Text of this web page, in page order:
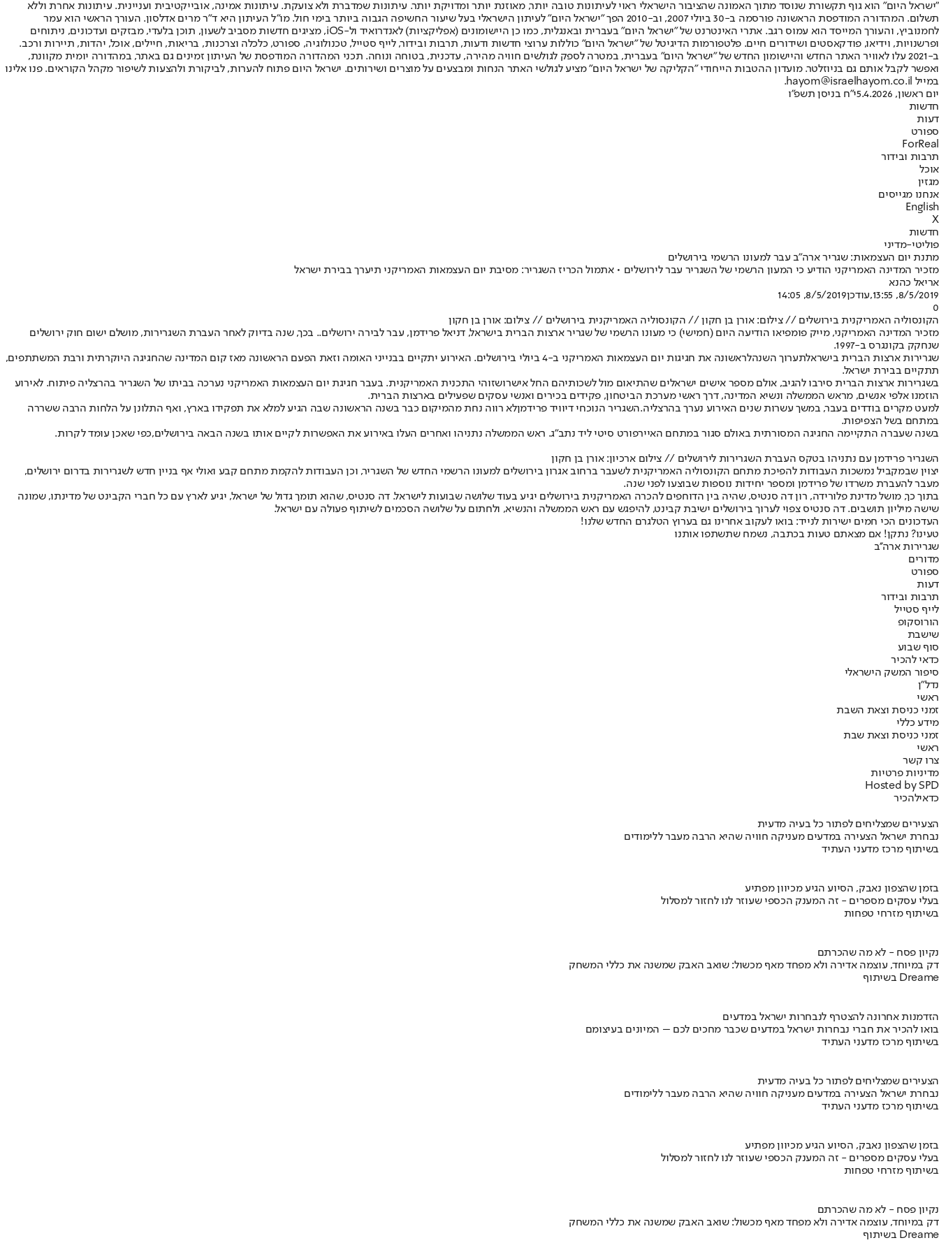
"ישראל היום" הוא גוף תקשורת שנוסד מתוך האמונה שהציבור הישראלי ראוי לעיתונות טובה יותר, מאוזנת יותר ומדויקת יותר. עיתונות שמדברת ולא צועקת. עיתונות אמינה, אובייקטיבית ועניינית. עיתונות אחרת וללא
תשלום. המהדורה המודפסת הראשונה פורסמה ב-30 ביולי 2007, וב-2010 הפך "ישראל היום" לעיתון הישראלי בעל שיעור החשיפה הגבוה ביותר בימי חול. מו"ל העיתון היא ד"ר מרים אדלסון. העורך הראשי הוא עמר
לחמנוביץ, והעורך המייסד הוא עמוס רגב. אתרי האינטרנט של "ישראל היום" בעברית ובאנגלית, כמו כן היישומונים (אפליקציות) לאנדרואיד ול-iOS, מציגים חדשות מסביב לשעון, תוכן בלעדי, מבזקים ועדכונים, ניתוחים
ופרשנויות, וידיאו, פודקאסטים ושידורים חיים. פלטפורמות הדיגיטל של "ישראל היום" כוללות ערוצי חדשות ודעות, תרבות ובידור, לייף סטייל, טכנולוגיה, ספורט, כלכלה וצרכנות, בריאות, חיילים, אוכל, יהדות, תיירות ורכב.
ב-2021 עלו לאוויר האתר החדש והיישומון החדש של "ישראל היום" בעברית, במטרה לספק לגולשים חוויה מהירה, עדכנית, בטוחה ונוחה. תכני המהדורה המודפסת של העיתון זמינים גם באתר, במהדורה יומית מקוונת,
ואפשר לקבל אותם גם בניוזלטר. מועדון ההטבות הייחודי "הקליקה של ישראל היום" מציע לגולשי האתר הנחות ומבצעים על מוצרים ושירותים. ישראל היום פתוח להערות, לביקורת ולהצעות לשיפור מקהל הקוראים. פנו אלינו
במייל hayom@israelhayom.co.il.
יום ראשון, 5.4.2026
י"ח בניסן תשפ"ו
חדשות
דעות
ספורט
ForReal
תרבות ובידור
אוכל
מגזין
אנחנו מגייסים
English
X
חדשות
פוליטי-מדיני
מתנת יום העצמאות: שגריר ארה"ב עבר למעונו הרשמי בירושלים
מזכיר המדינה האמריקני הודיע כי המעון הרשמי של השגריר עבר לירושלים • אתמול הכריז השגריר: מסיבת יום העצמאות האמריקני תיערך בבירת ישראל
אריאל כהנא
8/5/2019, 13:55
,עודכן8/5/2019, 14:05
0
הקונסוליה האמריקנית בירושלים // צילום: אורן בן חקון // הקונסוליה האמריקנית בירושלים // צילום: אורן בן חקון
מזכיר המדינה האמריקני, מייק פומפיאו הודיעה היום (חמישי) כי מעונו הרשמי של שגריר ארצות הברית בישראל, דניאל פרידמן, עבר לבירה ירושלים.. בכך, שנה בדיוק לאחר העברת השגרירות, מושלם ישום חוק ירושלים
שנחקק בקונגרס ב-1997.
שגרירות ארצות הברית בישראלתערוך השנה
לראשונה את חגיגות יום העצמאות האמריקני ב-4 ביולי בירושלים. האירוע יתקיים בבנייני האומה וזאת הפעם הראשונה מאז קום המדינה שהחגיגה היוקרתית ורבת המשתתפים,
תתקיים בבירת ישראל.
בשגרירות ארצות הברית סירבו להגיב, אולם מספר אישים ישראלים שהתיאום מול לשכותיהם החל אישרושזוהי התכנית האמריקנית. בעבר חגיגת יום העצמאות האמריקני נערכה בביתו של השגריר בהרצליה פיתוח. לאירוע
הוזמנו אלפי אנשים, מראש הממשלה ונשיא המדינה, דרך ראשי מערכת הביטחון, פקידים בכירים ואנשי עסקים שפעילים בארצות הברית.
למעט מקרים בודדים בעבר, במשך עשרות שנים האירוע נערך בהרצליה.השגריר הנוכחי דיוויד פרידמןלא רווה נחת מהמיקום כבר בשנה הראשונה שבה הגיע למלא את תפקידו בארץ, ואף התלונן על הלחות הרבה ששררה
במתחם בשל הצפיפות.
בשנה שעברה התקיימה החגיגה המסורתית באולם סגור במתחם האיירפורט סיטי ליד נתב"ג. ראש הממשלה נתניהו ואחרים העלו באירוע את האפשרות לקיים אותו בשנה הבאה בירושלים,כפי שאכן עומד לקרות.
השגריר פרידמן עם נתניהו בטקס העברת השגרירות לירושלים // צילום ארכיון: אורן בן חקון
יצוין שבמקביל נמשכות העבודות להפיכת מתחם הקונסוליה האמריקנית לשעבר ברחוב אגרון בירושלים למעונו הרשמי החדש של השגריר, וכן העבודות להקמת מתחם קבע ואולי אף בניין חדש לשגרירות בדרום ירושלים,
מעבר להעברת משרדו של פרידמן ומספר יחידות נוספות שבוצעו לפני שנה.
בתוך כך, מושל מדינת פלורידה, רון דה סנטיס, שהיה בין הדוחפים להכרה האמריקנית בירושלים יגיע בעוד שלושה שבועות לישראל. דה סנטיס, שהוא תומך גדול של ישראל, יגיע לארץ עם כל חברי הקבינט של מדינתו, שמונה
שישה מיליון תושבים. דה סנטיס צפוי לערוך בירושלים ישיבת קבינט, להיפגש עם ראש הממשלה והנשיא, ולחתום על שלושה הסכמים לשיתוף פעולה עם ישראל.
העדכונים הכי חמים ישירות לנייד: בואו לעקוב אחרינו גם בערוץ הטלגרם החדש שלנו!
טעינו? נתקן! אם מצאתם טעות בכתבה, נשמח שתשתפו אותנו
שגרירות ארה''ב
מדורים
ספורט
דעות
תרבות ובידור
לייף סטייל
הורוסקופ
שישבת
סוף שבוע
כדאי להכיר
סיפור המשק הישראלי
נדל"ן
ראשי
זמני כניסת וצאת השבת
מידע כללי
זמני כניסת וצאת שבת
ראשי
צרו קשר
מדיניות פרטיות
Hosted by SPD
כדאילהכיר
הצעירים שמצליחים לפתור כל בעיה מדעית
נבחרת ישראל הצעירה במדעים מעניקה חוויה שהיא הרבה מעבר ללימודים
בשיתוף מרכז מדעני העתיד
בזמן שהצפון נאבק, הסיוע הגיע מכיוון מפתיע
בעלי עסקים מספרים - זה המענק הכספי שעוזר לנו לחזור למסלול
בשיתוף מזרחי טפחות
נקיון פסח - לא מה שהכרתם
דק במיוחד, עוצמה אדירה ולא מפחד מאף מכשול: שואב האבק שמשנה את כללי המשחק
בשיתוף Dreame
הזדמנות אחרונה להצטרף לנבחרות ישראל במדעים
בואו להכיר את חברי נבחרות ישראל במדעים שכבר מחכים לכם – המיונים בעיצומם
בשיתוף מרכז מדעני העתיד
הצעירים שמצליחים לפתור כל בעיה מדעית
נבחרת ישראל הצעירה במדעים מעניקה חוויה שהיא הרבה מעבר ללימודים
בשיתוף מרכז מדעני העתיד
בזמן שהצפון נאבק, הסיוע הגיע מכיוון מפתיע
בעלי עסקים מספרים - זה המענק הכספי שעוזר לנו לחזור למסלול
בשיתוף מזרחי טפחות
נקיון פסח - לא מה שהכרתם
דק במיוחד, עוצמה אדירה ולא מפחד מאף מכשול: שואב האבק שמשנה את כללי המשחק
בשיתוף Dreame